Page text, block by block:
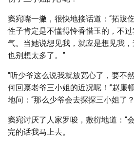
窦宛嘴一撇，很快地接话道：“拓跋
性子肯定是不懂得怜香惜玉的，不
气。当她说想见我，就应是想见我
也别想太多了。”
“听少爷这么说我就放宽心了，要不
何回禀老爷三小姐的近况呢！”赵廉
地问：“那么少爷会去探探三小姐了
窦宛讨厌了人家罗唆，敷衍地道：“
完的话我马上去。